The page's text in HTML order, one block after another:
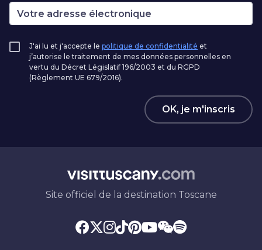
J'ai lu et j'accepte le politique de confidentialité et
j’autorise le traitement de mes données personnelles en
vertu du Décret Législatif 196/2003 et du RGPD
(Règlement UE 679/2016).
OK, je m'inscris
Site officiel de la destination Toscane